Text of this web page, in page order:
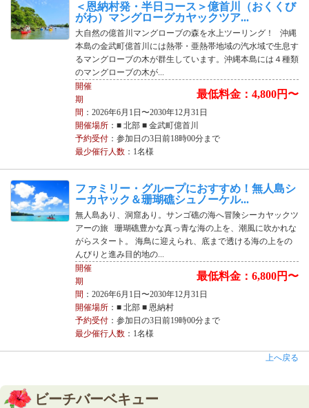
＜恩納村発・半日コース＞億首川（おくくび
がわ）マングローグカヤックツア...
大自然の億首川マングローブの森を水上ツーリング！ 沖縄
本島の金武町億首川には熱帯・亜熱帯地域の汽水域で生息す
るマングローブの木が群生しています。沖縄本島には４種類
のマングローブの木が...
最低料金：4,800円〜
開催
期
間 ：2026年6月1日〜2030年12月31日
開催場所：■ 北部 ■ 金武町億首川
予約受付：参加日の3日前18時00分まで
最少催行人数：1名様
ファミリー・グループにおすすめ！無人島シ
ーカヤック＆珊瑚礁シュノーケル...
無人島あり、洞窟あり。サンゴ礁の海へ冒険シーカヤックツ
アーの旅 珊瑚礁豊かな真っ青な海の上を、潮風に吹かれな
がらスタート。 海鳥に迎えられ、底まで透ける海の上をの
んびりと進み目的地の...
最低料金：6,800円〜
開催
期
間 ：2026年6月1日〜2030年12月31日
開催場所：■ 北部 ■ 恩納村
予約受付：参加日の3日前19時00分まで
最少催行人数：1名様
上へ戻る
ビーチバーベキュー